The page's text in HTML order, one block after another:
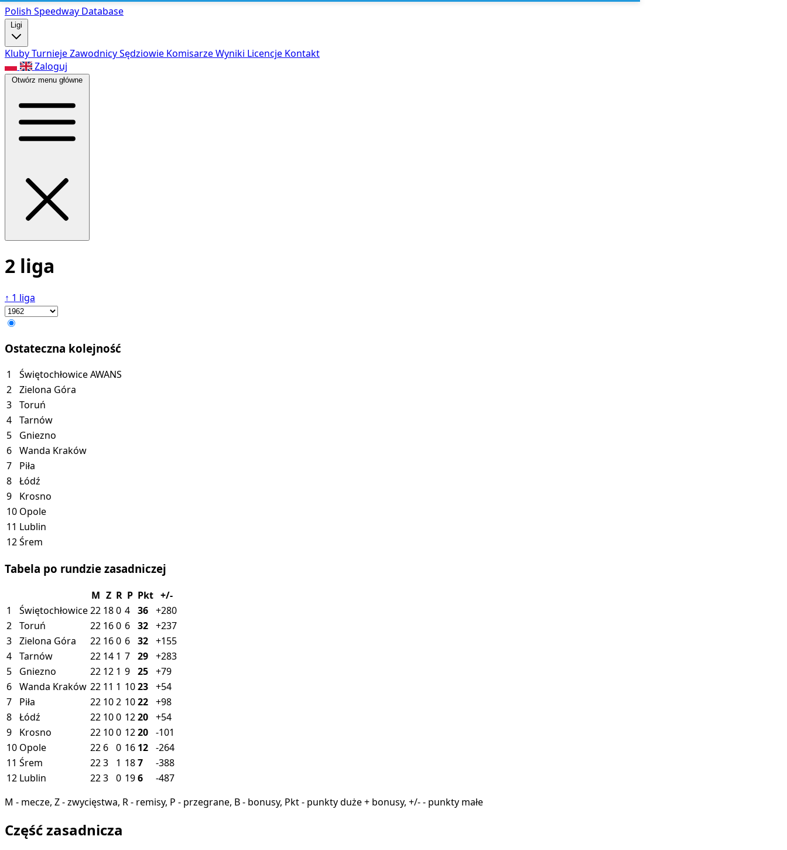
Polish Speedway Database
Ligi
KlubyTurniejeZawodnicySędziowie KomisarzeWyniki Licencje Kontakt
Zaloguj
Otwórz menu główne
2 liga
↑ 1 liga
Ostateczna kolejność
1 ŚwiętochłowiceAWANS
2 Zielona Góra
3 Toruń
4 Tarnów
5
Gniezno
6 Wanda Kraków
7
Piła
8 Łódź
9
Krosno
10 Opole
11 Lublin
12Śrem
Tabela po rundzie zasadniczej
M Z R P Pkt +/-
1
Świętochłowice22 180 4 36 +280
2 Toruń 22 160 6 32 +237
3 Zielona Góra 22 160 6 32 +155
4 Tarnów 22 14 1 7 29 +283
5
Gniezno 22 12 1 9 25 +79
6 Wanda Kraków 22 11 1 1023 +54
7
Piła 22 102 1022 +98
8 Łódź 22 100 1220 +54
9
Krosno 22 100 1220 -101
10 Opole 22 6 0 16 12 -264
11 Śrem 223 1 187
-388
12 Lublin 223 0 196
-487
M - mecze, Z - zwycięstwa, R - remisy, P - przegrane, B - bonusy, Pkt - punkty duże + bonusy, +/- - punkty małe
Część zasadnicza